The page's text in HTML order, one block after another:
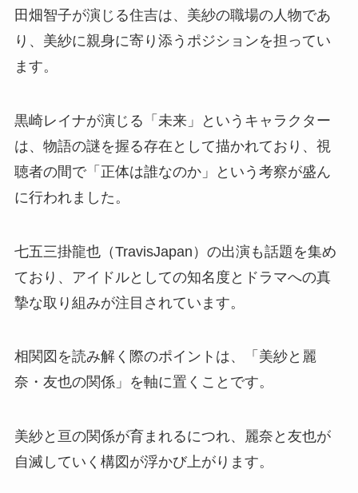
田畑智子が演じる住吉は、美紗の職場の人物であ
り、美紗に親身に寄り添うポジションを担ってい
ます。
黒崎レイナが演じる「未来」というキャラクター
は、物語の謎を握る存在として描かれており、視
聴者の間で「正体は誰なのか」という考察が盛ん
に行われました。
七五三掛龍也（TravisJapan）の出演も話題を集め
ており、アイドルとしての知名度とドラマへの真
摯な取り組みが注目されています。
相関図を読み解く際のポイントは、「美紗と麗
奈・友也の関係」を軸に置くことです。
美紗と亘の関係が育まれるにつれ、麗奈と友也が
自滅していく構図が浮かび上がります。